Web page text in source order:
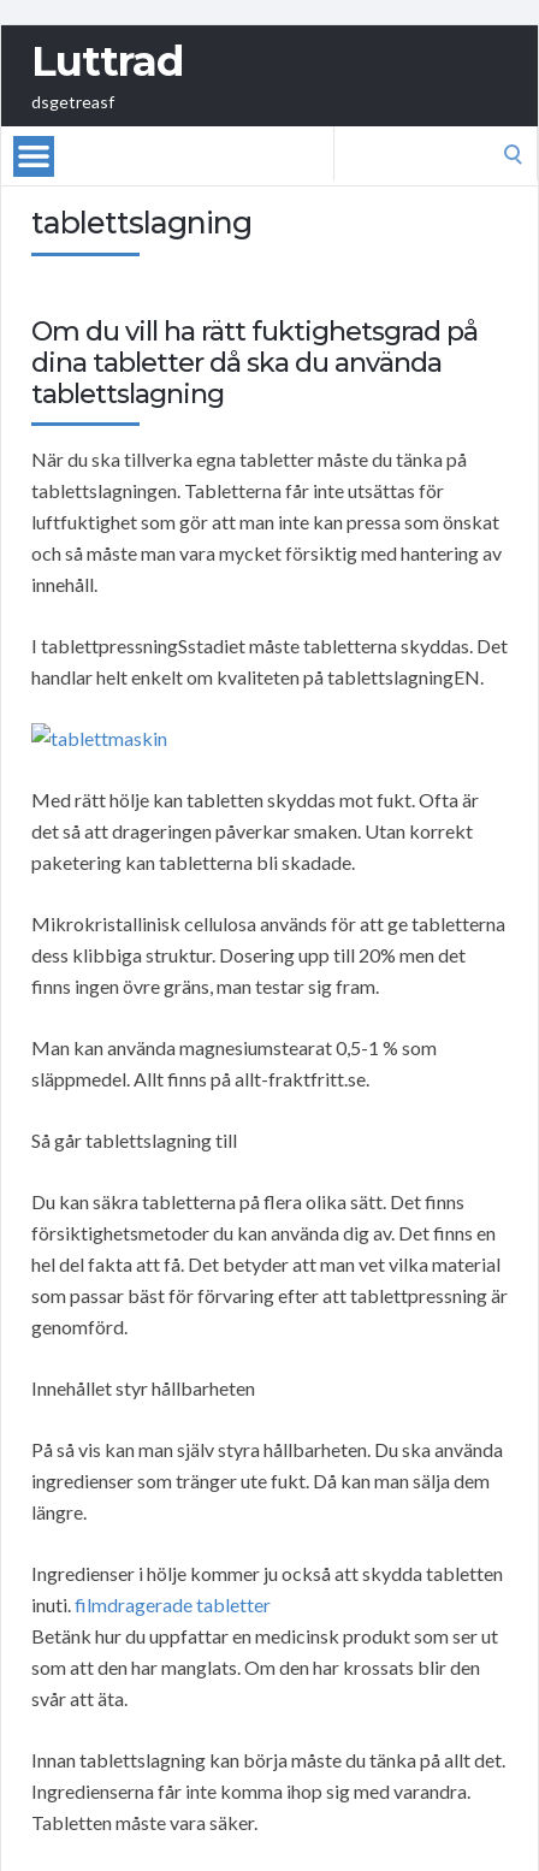
Luttrad
dsgetreasf
tablettslagning
Om du vill ha rätt fuktighetsgrad på
dina tabletter då ska du använda
tablettslagning
När du ska tillverka egna tabletter måste du tänka på
tablettslagningen. Tabletterna får inte utsättas för
luftfuktighet som gör att man inte kan pressa som önskat
och så måste man vara mycket försiktig med hantering av
innehåll.
I tablettpressningSstadiet måste tabletterna skyddas. Det
handlar helt enkelt om kvaliteten på tablettslagningEN.
Med rätt hölje kan tabletten skyddas mot fukt. Ofta är
det så att drageringen påverkar smaken. Utan korrekt
paketering kan tabletterna bli skadade.
Mikrokristallinisk cellulosa används för att ge tabletterna
dess klibbiga struktur. Dosering upp till 20% men det
finns ingen övre gräns, man testar sig fram.
Man kan använda magnesiumstearat 0,5-1 % som
släppmedel. Allt finns på allt-fraktfritt.se.
Så går tablettslagning till
Du kan säkra tabletterna på flera olika sätt. Det finns
försiktighetsmetoder du kan använda dig av. Det finns en
hel del fakta att få. Det betyder att man vet vilka material
som passar bäst för förvaring efter att tablettpressning är
genomförd.
Innehållet styr hållbarheten
På så vis kan man själv styra hållbarheten. Du ska använda
ingredienser som tränger ute fukt. Då kan man sälja dem
längre.
Ingredienser i hölje kommer ju också att skydda tabletten
inuti.filmdragerade tabletter
Betänk hur du uppfattar en medicinsk produkt som ser ut
som att den har manglats. Om den har krossats blir den
svår att äta.
Innan tablettslagning kan börja måste du tänka på allt det.
Ingredienserna får inte komma ihop sig med varandra.
Tabletten måste vara säker.